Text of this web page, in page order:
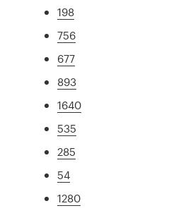
198
756
677
893
1640
535
285
54
1280